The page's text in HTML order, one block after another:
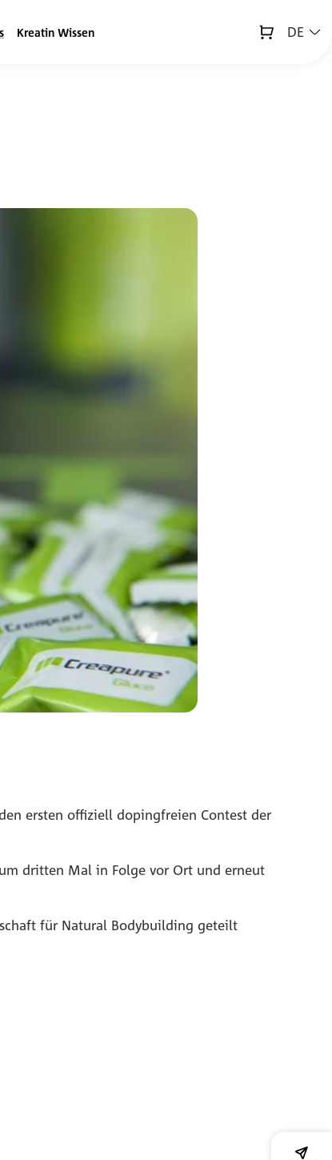
Kreatin Wissen
DE
ersten offiziell dopingfreien Contest der
dritten Mal in Folge vor Ort und erneut
für Natural Bodybuilding geteilt